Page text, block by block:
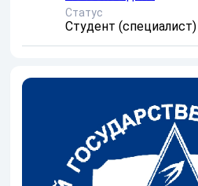
Статус
Студент (специалист)